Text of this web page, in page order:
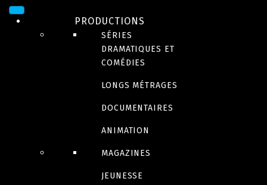
PRODUCTIONS
SÉRIES
DRAMATIQUES ET
COMÉDIES
LONGS MÉTRAGES
DOCUMENTAIRES
ANIMATION
MAGAZINES
JEUNESSE
Pestacle
Vestiaires
How to Fail as a